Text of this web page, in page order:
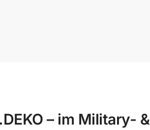
– im Military- &